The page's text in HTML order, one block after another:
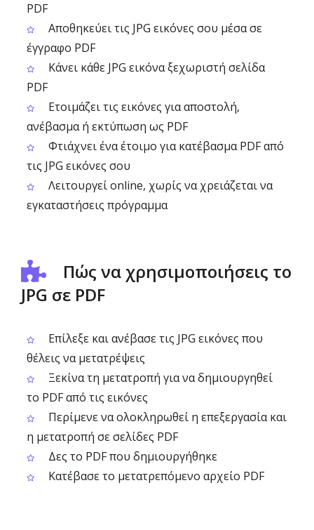
PDF
Αποθηκεύει τις JPG εικόνες σου μέσα σε
έγγραφο PDF
Κάνει κάθε JPG εικόνα ξεχωριστή σελίδα
PDF
Ετοιμάζει τις εικόνες για αποστολή,
ανέβασμα ή εκτύπωση ως PDF
Φτιάχνει ένα έτοιμο για κατέβασμα PDF από
τις JPG εικόνες σου
Λειτουργεί online, χωρίς να χρειάζεται να
εγκαταστήσεις πρόγραμμα
Πώς να χρησιμοποιήσεις το
JPG σε PDF
Επίλεξε και ανέβασε τις JPG εικόνες που
θέλεις να μετατρέψεις
Ξεκίνα τη μετατροπή για να δημιουργηθεί
το PDF από τις εικόνες
Περίμενε να ολοκληρωθεί η επεξεργασία και
η μετατροπή σε σελίδες PDF
Δες το PDF που δημιουργήθηκε
Κατέβασε το μετατρεπόμενο αρχείο PDF